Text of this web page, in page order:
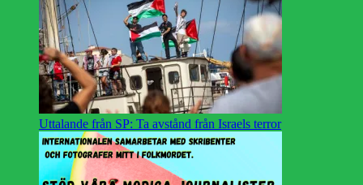
Uttalande från SP: Ta avstånd från Israels terror